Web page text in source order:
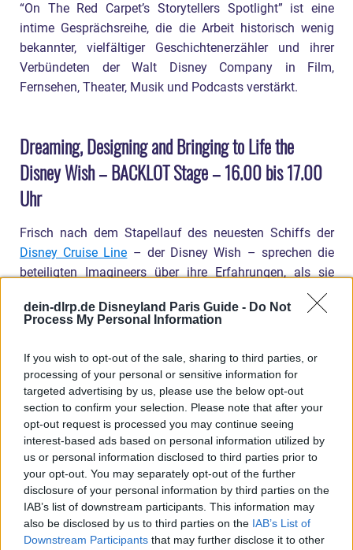
dein-dlrp.de Disneyland Paris Guide - Do Not
Process My Personal Information
If you wish to opt-out of the sale, sharing to third parties, or
processing of your personal or sensitive information for
targeted advertising by us, please use the below opt-out
section to confirm your selection. Please note that after your
opt-out request is processed you may continue seeing
interest-based ads based on personal information utilized by
us or personal information disclosed to third parties prior to
your opt-out. You may separately opt-out of the further
disclosure of your personal information by third parties on the
IAB’s list of downstream participants. This information may
also be disclosed by us to third parties on the IAB’s List of
Downstream Participants that may further disclose it to other
“On The Red Carpet’s Storytellers Spotlight” ist eine
intime Gesprächsreihe, die die Arbeit historisch wenig
bekannter, vielfältiger Geschichtenerzähler und ihrer
Verbündeten der Walt Disney Company in Film,
Fernsehen, Theater, Musik und Podcasts verstärkt.
Dreaming, Designing and Bringing to Life the
Disney Wish – BACKLOT Stage – 16.00 bis 17.00
Uhr
Frisch nach dem Stapellauf des neuesten Schiffs der
Disney Cruise Line – der Disney Wish – sprechen die
beteiligten Imagineers über ihre Erfahrungen, als sie
Cautionary Tales with the Disney Villains: The
Imagination of Ridley Pearson – ARCHIVES Stage
– 16.00 bis 17.00 Uhr
Feiert das Schreiben des Autors Ridley Pearson und
seines neuen Buches „Cautionary Tales“, einer
Sammlung von Gruselgeschichten, die auf Disney-
Filmen basieren. Erfahrt wie Ridley und die Walt Disney
Archives eine einzigartige und kreative kontinuierliche
Partnerschaft aufgebaut haben.